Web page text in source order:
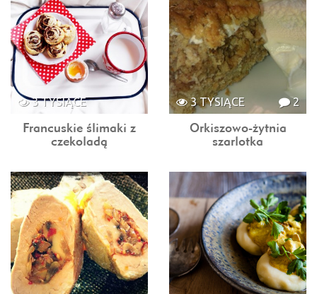
3 TYSIĄCE
Francuskie ślimaki z
czekoladą
2
3 TYSIĄCE
Orkiszowo-żytnia
szarlotka